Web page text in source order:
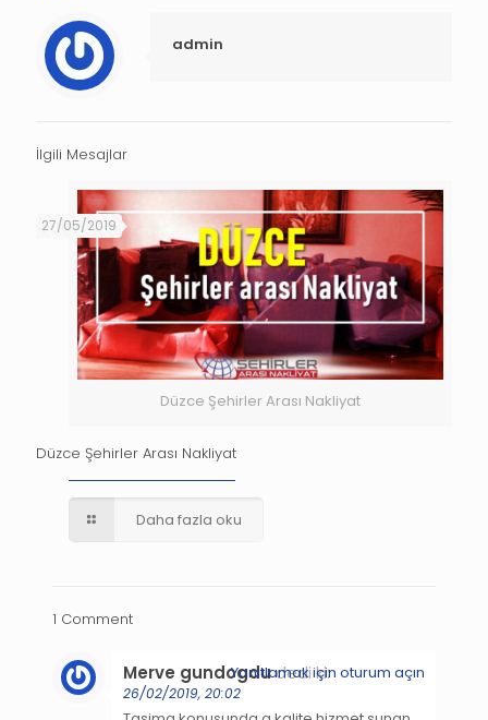
admin
İlgili Mesajlar
Düzce Şehirler Arası Nakliyat
27/05/2019
Düzce Şehirler Arası Nakliyat
Daha fazla oku
1 Comment
Merve gundogdudedi ki:
26/02/2019, 20:02
Yanıtlamak için oturum açın